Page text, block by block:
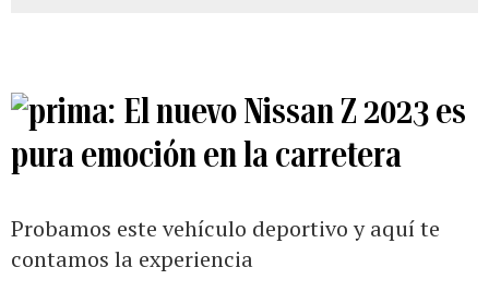
El nuevo Nissan Z 2023 es
pura emoción en la carretera
Probamos este vehículo deportivo y aquí te
contamos la experiencia